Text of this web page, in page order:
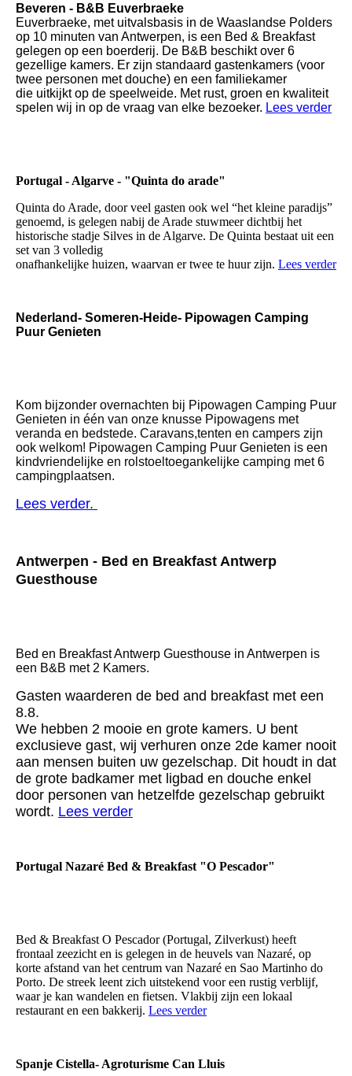
Beveren - B&B Euverbraeke
Euverbraeke, met uitvalsbasis in de Waaslandse Polders
op 10 minuten van Antwerpen, is een Bed & Breakfast
gelegen op een boerderij. De B&B beschikt over 6
gezellige kamers. Er zijn standaard gastenkamers (voor
twee personen met douche) en een familiekamer
die uitkijkt op de speelweide. Met rust, groen en kwaliteit
spelen wij in op de vraag van elke bezoeker. Lees verder
Portugal - Algarve - "Quinta do arade"
Quinta do Arade, door veel gasten ook wel “het kleine paradijs”
genoemd, is gelegen nabij de Arade stuwmeer dichtbij het
historische stadje Silves in de Algarve. De Quinta bestaat uit een
set van 3 volledig
onafhankelijke huizen, waarvan er twee te huur zijn. Lees verder
Nederland- Someren-Heide- Pipowagen Camping
Puur Genieten
Kom bijzonder overnachten bij Pipowagen Camping Puur
Genieten in één van onze knusse Pipowagens met
veranda en bedstede. Caravans,tenten en campers zijn
ook welkom! Pipowagen Camping Puur Genieten is een
kindvriendelijke en rolstoeltoegankelijke camping met 6
campingplaatsen.
Lees verder.
Antwerpen - Bed en Breakfast Antwerp
Guesthouse
Bed en Breakfast Antwerp Guesthouse in Antwerpen is
een B&B met 2 Kamers.
Gasten waarderen de bed and breakfast met een
8.8.
We hebben 2 mooie en grote kamers. U bent
exclusieve gast, wij verhuren onze 2de kamer nooit
aan mensen buiten uw gezelschap. Dit houdt in dat
de grote badkamer met ligbad en douche enkel
door personen van hetzelfde gezelschap gebruikt
wordt. Lees verder
Portugal Nazaré Bed & Breakfast "O Pescador"
Bed & Breakfast O Pescador (Portugal, Zilverkust) heeft
frontaal zeezicht en is gelegen in de heuvels van Nazaré, op
korte afstand van het centrum van Nazaré en Sao Martinho do
Porto. De streek leent zich uitstekend voor een rustig verblijf,
waar je kan wandelen en fietsen. Vlakbij zijn een lokaal
restaurant en een bakkerij. Lees verder
Spanje Cistella- Agroturisme Can Lluis